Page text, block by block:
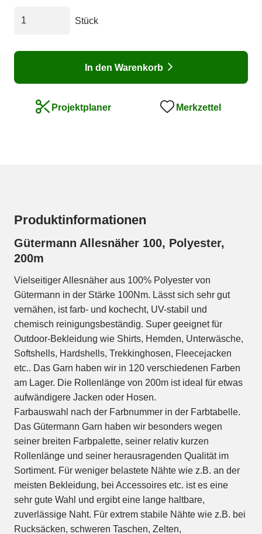
Stück
In den Warenkorb
Projektplaner Merkzettel
Produktinformationen
Gütermann Allesnäher 100, Polyester,
200m
Vielseitiger Allesnäher aus 100% Polyester von
Gütermann in der Stärke 100Nm. Lässt sich sehr gut
vernähen, ist farb- und kochecht, UV-stabil und
chemisch reinigungsbeständig. Super geeignet für
Outdoor-Bekleidung wie Shirts, Hemden, Unterwäsche,
Softshells, Hardshells, Trekkinghosen, Fleecejacken
etc.. Das Garn haben wir in 120 verschiedenen Farben
am Lager. Die Rollenlänge von 200m ist ideal für etwas
aufwändigere Jacken oder Hosen.
Farbauswahl nach der Farbnummer in der Farbtabelle.
Das Gütermann Garn haben wir besonders wegen
seiner breiten Farbpalette, seiner relativ kurzen
Rollenlänge und seiner herausragenden Qualität im
Sortiment. Für weniger belastete Nähte wie z.B. an der
meisten Bekleidung, bei Accessoires etc. ist es eine
sehr gute Wahl und ergibt eine lange haltbare,
zuverlässige Naht. Für extrem stabile Nähte wie z.B. bei
Rucksäcken, schweren Taschen, Zelten,